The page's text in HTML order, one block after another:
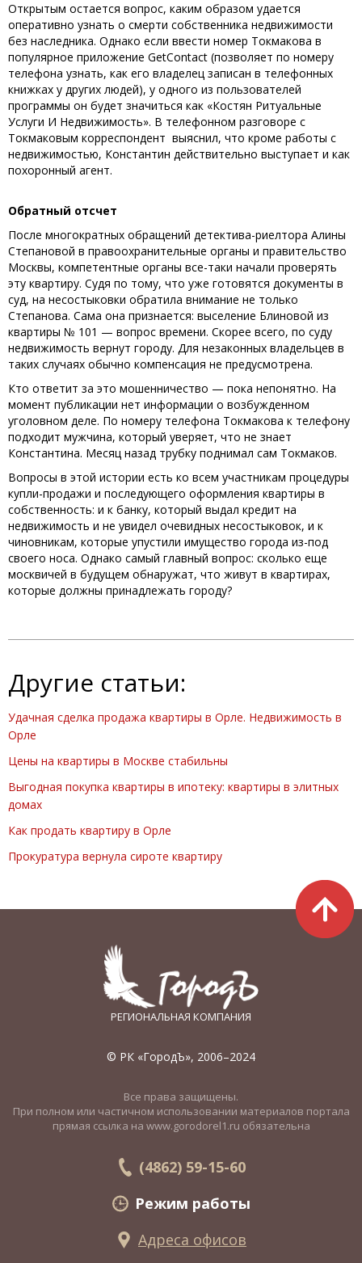
Открытым остается вопрос, каким образом удается
оперативно узнать о смерти собственника недвижимости
без наследника. Однако если ввести номер Токмакова в
популярное приложение GetContact (позволяет по номеру
телефона узнать, как его владелец записан в телефонных
книжках у других людей), у одного из пользователей
программы он будет значиться как «Костян Ритуальные
Услуги И Недвижимость». В телефонном разговоре с
Токмаковым корреспондент выяснил, что кроме работы с
недвижимостью, Константин действительно выступает и как
похоронный агент.
Обратный отсчет
После многократных обращений детектива-риелтора Алины
Степановой в правоохранительные органы и правительство
Москвы, компетентные органы все-таки начали проверять
эту квартиру. Судя по тому, что уже готовятся документы в
суд, на несостыковки обратила внимание не только
Степанова. Сама она признается: выселение Блиновой из
квартиры № 101 — вопрос времени. Скорее всего, по суду
недвижимость вернут городу. Для незаконных владельцев в
таких случаях обычно компенсация не предусмотрена.
Кто ответит за это мошенничество — пока непонятно. На
момент публикации нет информации о возбужденном
уголовном деле. По номеру телефона Токмакова к телефону
подходит мужчина, который уверяет, что не знает
Константина. Месяц назад трубку поднимал сам Токмаков.
Вопросы в этой истории есть ко всем участникам процедуры
купли-продажи и последующего оформления квартиры в
собственность: и к банку, который выдал кредит на
недвижимость и не увидел очевидных несостыковок, и к
чиновникам, которые упустили имущество города из-под
своего носа. Однако самый главный вопрос: сколько еще
москвичей в будущем обнаружат, что живут в квартирах,
которые должны принадлежать городу?
Другие статьи:
Удачная сделка продажа квартиры в Орле. Недвижимость в
Орле
Цены на квартиры в Москве стабильны
Выгодная покупка квартиры в ипотеку: квартиры в элитных
домах
Как продать квартиру в Орле
Прокуратура вернула сироте квартиру
РЕГИОНАЛЬНАЯ КОМПАНИЯ
© РК «ГородЪ», 2006–2024
Все права защищены.
При полном или частичном использовании материалов портала
прямая ссылка на www.gorodorel1.ru обязательна
(4862) 59-15-60
Режим работы
Адреса офисов